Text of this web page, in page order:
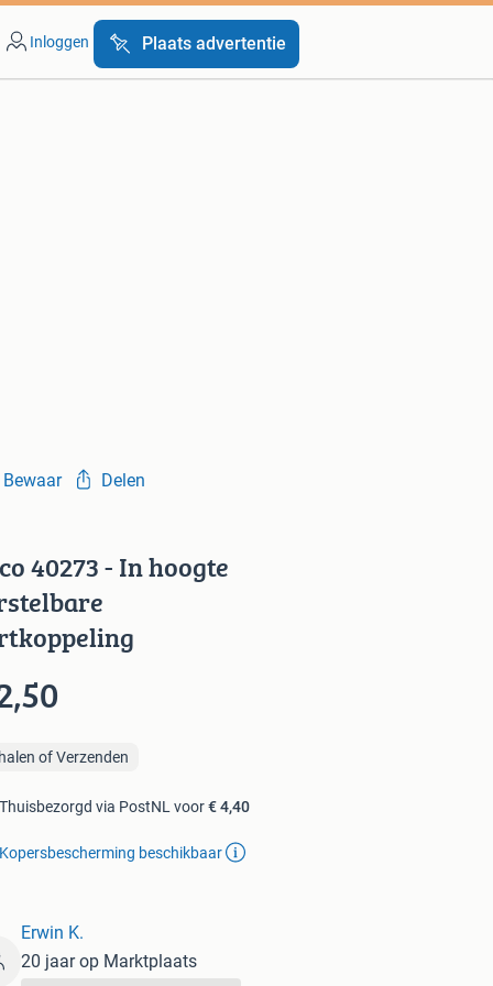
Inloggen Plaats advertentie
Bewaar Delen
40273 - In hoogte
of Verzenden
Thuisbezorgd via PostNL voor€ 4,40
Kopersbescherming beschikbaar
Erwin K.
20 jaar op Marktplaats